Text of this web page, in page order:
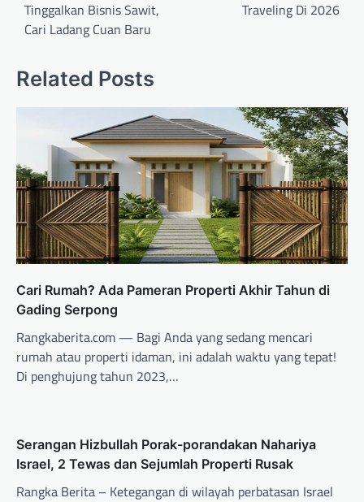
Tinggalkan Bisnis Sawit,
Cari Ladang Cuan Baru
Traveling Di 2026
Related Posts
Cari Rumah? Ada Pameran Properti Akhir Tahun di
Gading Serpong
Rangkaberita.com — Bagi Anda yang sedang mencari
rumah atau properti idaman, ini adalah waktu yang tepat!
Di penghujung tahun 2023,…
Serangan Hizbullah Porak-porandakan Nahariya
Israel, 2 Tewas dan Sejumlah Properti Rusak
Rangka Berita – Ketegangan di wilayah perbatasan Israel